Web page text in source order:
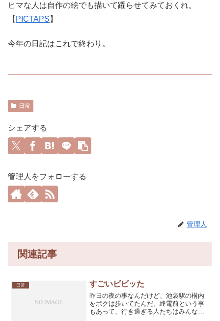
ヒマな人は自作の絵でも描いて躍らせてみておくれ。
【 PICTAPS 】
今年の日記はこれで終わり。
日常
シェアする
管理人をフォローする
管理人
関連記事
日常 すごいビビッた
昨日の夜の事なんだけど、池袋駅の構内
をボクは歩いてたんだ。終電前という事
もあって、行き過ぎる人たちはみんな足